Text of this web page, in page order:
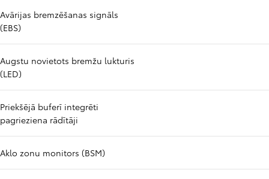
Avārijas bremzēšanas signāls
(EBS)
Augstu novietots bremžu lukturis
(LED)
Priekšējā buferī integrēti
pagrieziena rādītāji
Aklo zonu monitors (BSM)